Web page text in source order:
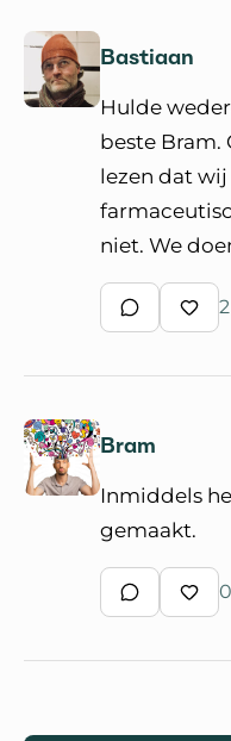
Bastiaan
Hulde
beste Bram.
lezen dat wij
niet. We
Schrijf een
Bram
Inmiddels
gemaakt.
Schrijf een